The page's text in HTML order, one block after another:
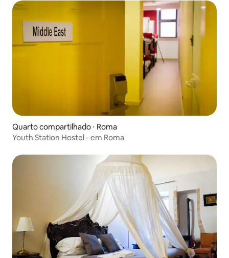
Quarto compartilhado ⋅ Roma
Youth Station Hostel - em Roma